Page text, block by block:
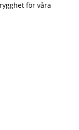
för våra